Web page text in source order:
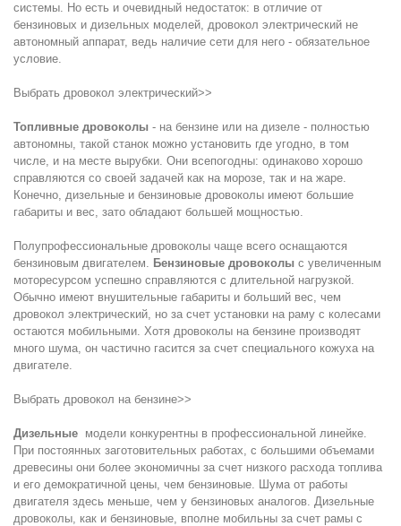
системы. Но есть и очевидный недостаток: в отличие от
бензиновых и дизельных моделей, дровокол электрический не
автономный аппарат, ведь наличие сети для него - обязательное
условие.
Выбрать дровокол электрический>>
Топливные дровоколы - на бензине или на дизеле - полностью
автономны, такой станок можно установить где угодно, в том
числе, и на месте вырубки. Они всепогодны: одинаково хорошо
справляются со своей задачей как на морозе, так и на жаре.
Конечно, дизельные и бензиновые дровоколы имеют большие
габариты и вес, зато обладают большей мощностью.
Полупрофессиональные дровоколы чаще всего оснащаются
бензиновым двигателем. Бензиновые дровоколы с увеличенным
моторесурсом успешно справляются с длительной нагрузкой.
Обычно имеют внушительные габариты и больший вес, чем
дровокол электрический, но за счет установки на раму с колесами
остаются мобильными. Хотя дровоколы на бензине производят
много шума, он частично гасится за счет специального кожуха на
двигателе.
Выбрать дровокол на бензине>>
Дизельные модели конкурентны в профессиональной линейке.
При постоянных заготовительных работах, с большими объемами
древесины они более экономичны за счет низкого расхода топлива
и его демократичной цены, чем бензиновые. Шума от работы
двигателя здесь меньше, чем у бензиновых аналогов. Дизельные
дровоколы, как и бензиновые, вполне мобильны за счет рамы с